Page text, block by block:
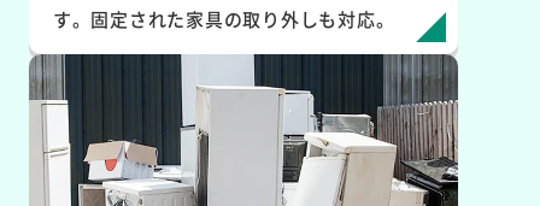
す。固定された家具の取り外しも対応。